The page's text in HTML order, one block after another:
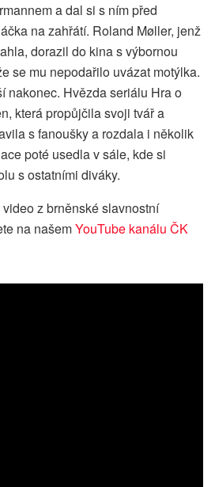
a dal si s ním před
na zahřátí. Roland Møller, jenž
dorazil do kina s výbornou
se mu nepodařilo uvázat motýlka.
nakonec. Hvězda seriálu Hra o
která propůjčila svoji tvář a
s fanoušky a rozdala i několik
poté usedla v sále, kde si
s ostatními diváky.
z brněnské slavnostní
na našemYouTube kanálu ČK